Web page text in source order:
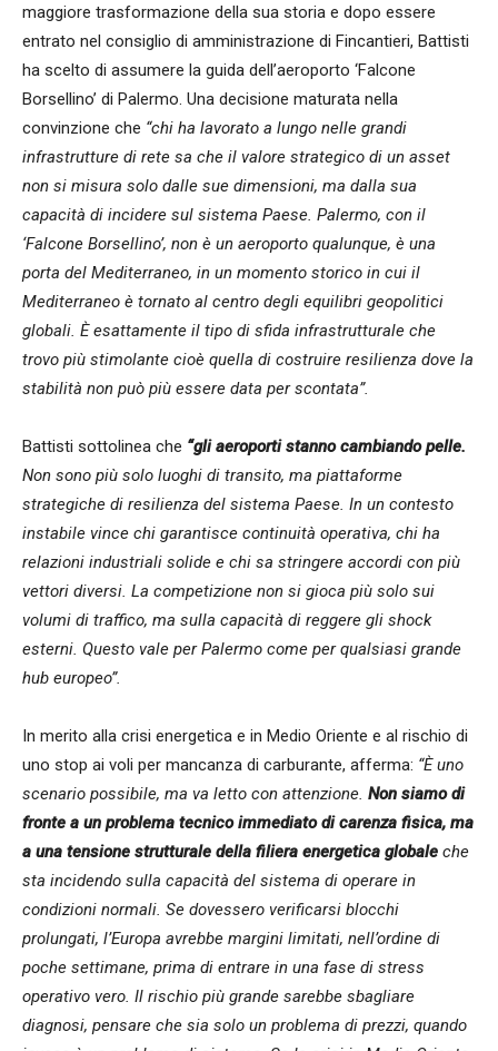
maggiore trasformazione della sua storia e dopo essere
entrato nel consiglio di amministrazione di Fincantieri, Battisti
ha scelto di assumere la guida dell’aeroporto ‘Falcone
Borsellino’ di Palermo. Una decisione maturata nella
convinzione che “chi ha lavorato a lungo nelle grandi
infrastrutture di rete sa che il valore strategico di un asset
non si misura solo dalle sue dimensioni, ma dalla sua
capacità di incidere sul sistema Paese. Palermo, con il
‘Falcone Borsellino’, non è un aeroporto qualunque, è una
porta del Mediterraneo, in un momento storico in cui il
Mediterraneo è tornato al centro degli equilibri geopolitici
globali. È esattamente il tipo di sfida infrastrutturale che
trovo più stimolante cioè quella di costruire resilienza dove la
stabilità non può più essere data per scontata”.
Battisti sottolinea che “gli aeroporti stanno cambiando pelle.
Non sono più solo luoghi di transito, ma piattaforme
strategiche di resilienza del sistema Paese. In un contesto
instabile vince chi garantisce continuità operativa, chi ha
relazioni industriali solide e chi sa stringere accordi con più
vettori diversi. La competizione non si gioca più solo sui
volumi di traffico, ma sulla capacità di reggere gli shock
esterni. Questo vale per Palermo come per qualsiasi grande
hub europeo”.
In merito alla crisi energetica e in Medio Oriente e al rischio di
uno stop ai voli per mancanza di carburante, afferma: “È uno
scenario possibile, ma va letto con attenzione. Non siamo di
fronte a un problema tecnico immediato di carenza fisica, ma
a una tensione strutturale della filiera energetica globale che
sta incidendo sulla capacità del sistema di operare in
condizioni normali. Se dovessero verificarsi blocchi
prolungati, l’Europa avrebbe margini limitati, nell’ordine di
poche settimane, prima di entrare in una fase di stress
operativo vero. Il rischio più grande sarebbe sbagliare
diagnosi, pensare che sia solo un problema di prezzi, quando